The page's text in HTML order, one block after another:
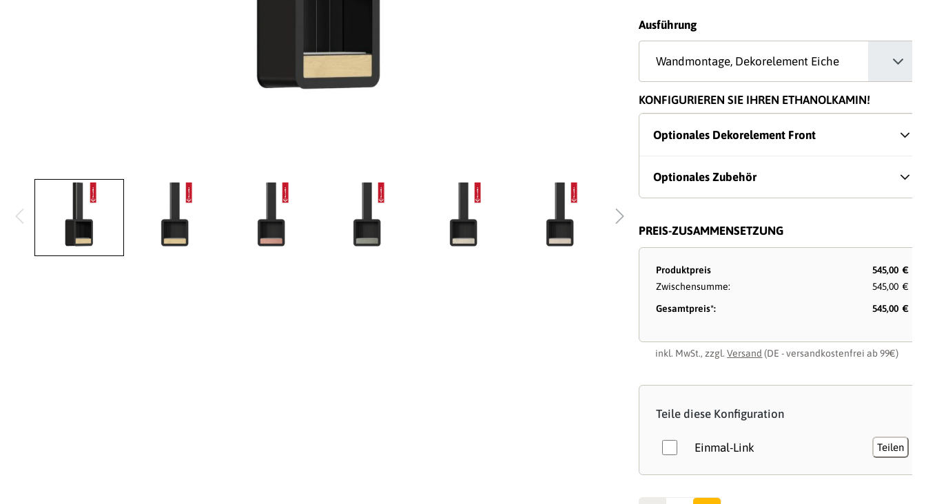
Ausführungauswählen
KONFIGURIEREN SIE IHREN ETHANOLKAMIN!
Optionales Dekorelement Front
Optionales Zubehör
PREIS-ZUSAMMENSETZUNG
Produktpreis
545,00 €
Zwischensumme:
545,00 €
Gesamtpreis*:
545,00 €
inkl. MwSt., zzgl.Versand (DE - versandkostenfrei ab 99€)
Teile diese Konfiguration
Einmal-Link Teilen